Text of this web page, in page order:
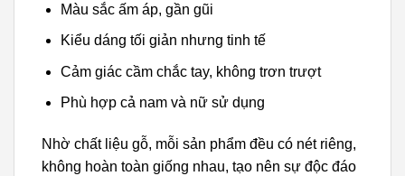
Màu sắc ấm áp, gần gũi
Kiểu dáng tối giản nhưng tinh tế
Cảm giác cầm chắc tay, không trơn trượt
Phù hợp cả nam và nữ sử dụng
Nhờ chất liệu gỗ, mỗi sản phẩm đều có nét riêng,
không hoàn toàn giống nhau, tạo nên sự độc đáo